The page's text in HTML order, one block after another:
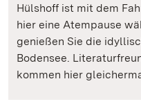
Hülshoff ist mit dem
hier eine Atempause
genießen Sie die
Bodensee.
kommen hier